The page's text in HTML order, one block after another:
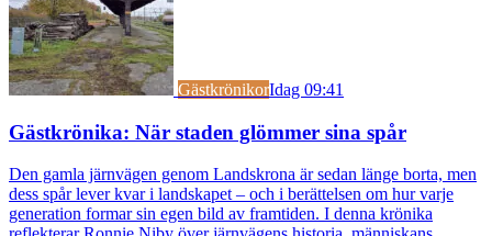
GästkrönikorIdag 09:41
Gästkrönika: När staden glömmer sina spår
Den gamla järnvägen genom Landskrona är sedan länge borta, men
dess spår lever kvar i landskapet – och i berättelsen om hur varje
generation formar sin egen bild av framtiden. I denna krönika